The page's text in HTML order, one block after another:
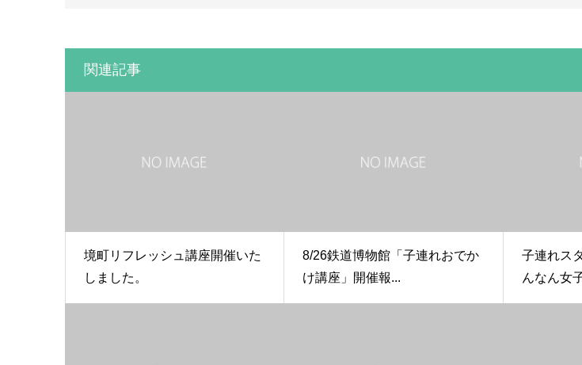
関連記事
境町リフレッシュ講座開催いた
しました。
8/26鉄道博物館「子連れおでか
け講座」開催報...
子連れス
んなん女